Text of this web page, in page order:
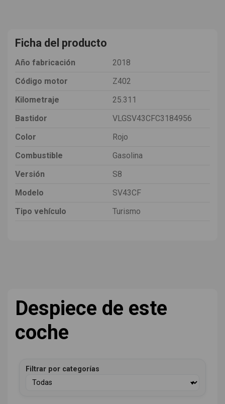
Ficha del producto
Año fabricación
2018
Código motor
Z402
Kilometraje
25.311
Bastidor
VLGSV43CFC3184956
Color
Rojo
Combustible
Gasolina
Versión
S8
Modelo
SV43CF
Tipo vehículo
Turismo
Despiece de este
coche
Filtrar por categorías